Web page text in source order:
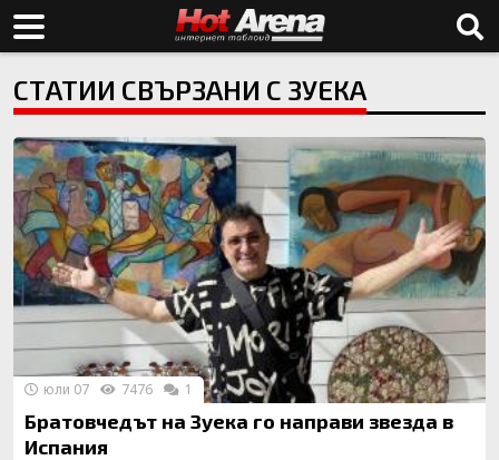
СТАТИИ СВЪРЗАНИ С ЗУЕКА
Братовчедът на Зуека го направи звезда в
Испания
юли 07 7476 1